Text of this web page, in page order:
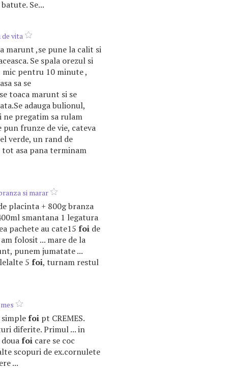
Se...
de vita
marunt ,se pune la calit si
Se spala orezul si
mic pentru 10 minute ,
sa se
toaca marunt si se
adauga bulionul,
ne pregatim sa rulam
frunze de vie, cateva
verde, un rand de
tot asa pana terminam
si marar
placinta + 800g branza
smantana 1 legatura
pachete au cate15 foi de
folosit ... mare de la
punem jumatate ...
5 foi, turnam restul
foi pt CREMES.
diferite. Primul ... in
foi care se coc
scopuri de ex.cornulete
...